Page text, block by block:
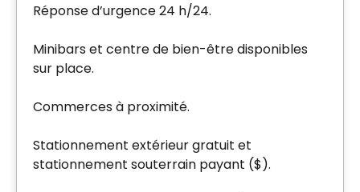
Réponse d’urgence 24 h/24.
Minibars et centre de bien-être disponibles
sur place.
Commerces à proximité.
Stationnement extérieur gratuit et
stationnement souterrain payant ($).